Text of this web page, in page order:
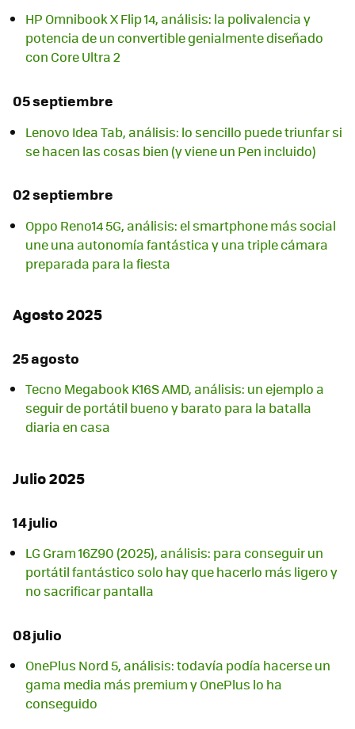
HP Omnibook X Flip 14, análisis: la polivalencia y
potencia de un convertible genialmente diseñado
con Core Ultra 2
05 septiembre
Lenovo Idea Tab, análisis: lo sencillo puede triunfar si
se hacen las cosas bien (y viene un Pen incluido)
02 septiembre
Oppo Reno14 5G, análisis: el smartphone más social
une una autonomía fantástica y una triple cámara
preparada para la fiesta
Agosto 2025
25 agosto
Tecno Megabook K16S AMD, análisis: un ejemplo a
seguir de portátil bueno y barato para la batalla
diaria en casa
Julio 2025
14 julio
LG Gram 16Z90 (2025), análisis: para conseguir un
portátil fantástico solo hay que hacerlo más ligero y
no sacrificar pantalla
08 julio
OnePlus Nord 5, análisis: todavía podía hacerse un
gama media más premium y OnePlus lo ha
conseguido